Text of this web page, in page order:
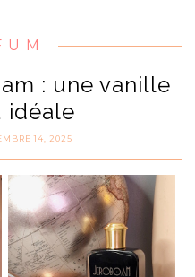
: une vanille
idéale
14, 2025